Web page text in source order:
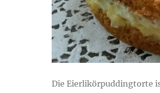
Die Eierlikörpuddingtorte